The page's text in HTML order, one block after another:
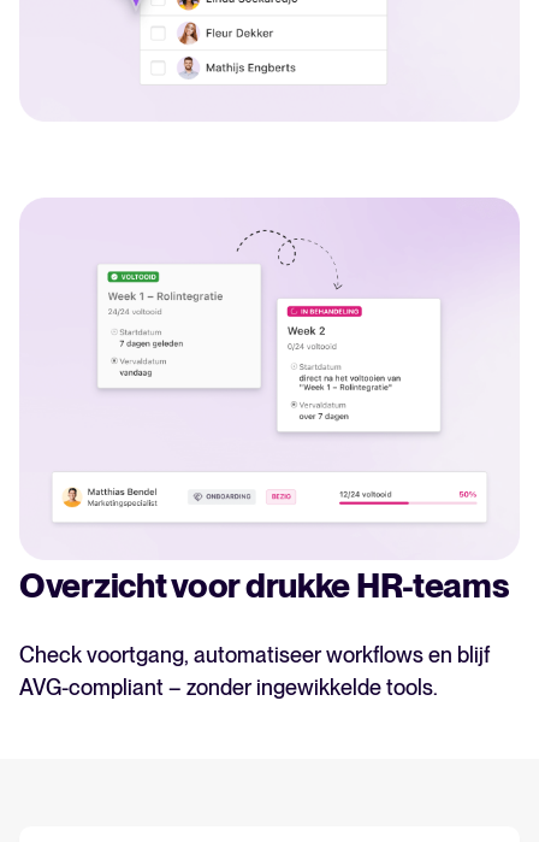
Overzicht voor drukke HR-teams
Check voortgang, automatiseer workflows en blijf
AVG-compliant – zonder ingewikkelde tools.